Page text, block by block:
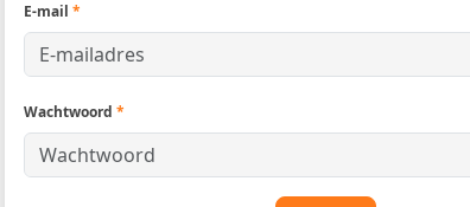
E-mail *
Wachtwoord *